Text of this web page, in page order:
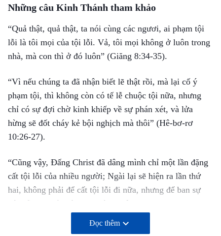
Những câu Kinh Thánh tham khảo
“Quả thật, quả thật, ta nói cùng các ngươi, ai phạm tội
lỗi là tôi mọi của tội lỗi. Vả, tôi mọi không ở luôn trong
nhà, mà con thì ở đó luôn” (Giăng 8:34-35).
“Vì nếu chúng ta đã nhận biết lẽ thật rồi, mà lại cố ý
phạm tội, thì không còn có tế lễ chuộc tội nữa, nhưng
chỉ có sự đợi chờ kinh khiếp về sự phán xét, và lửa
hừng sẽ đốt cháy kẻ bội nghịch mà thôi” (Hê-bơ-rơ
10:26-27).
“Cũng vậy, Ðấng Christ đã dâng mình chỉ một lần đặng
cất tội lỗi của nhiều người; Ngài lại sẽ hiện ra lần thứ
hai, không phải để cất tội lỗi đi nữa, nhưng để ban sự
cứu rỗi cho kẻ chờ đợi Ngài”
(Hê-bơ-rơ 9:28)
“Ta còn có nhiều chuyện nói với các ngươi nữa; nhưng
Đọc thêm